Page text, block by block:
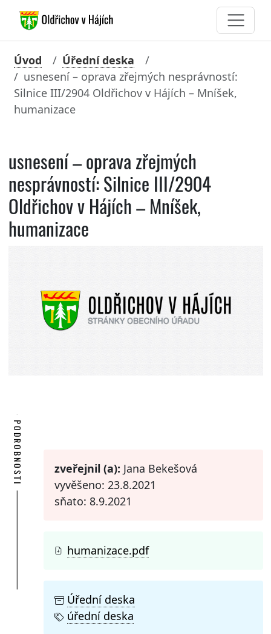
Úvod
Úřední deska
usnesení – oprava zřejmých nesprávností:
Silnice III/2904 Oldřichov v Hájích – Mníšek,
humanizace
usnesení – oprava zřejmých
nesprávností: Silnice III/2904
Oldřichov v Hájích – Mníšek,
humanizace
PODROBNOSTI zveřejnil (a): Jana Bekešová
vyvěšeno: 23.8.2021
sňato: 8.9.2021
humanizace.pdf
Úřední deska
úřední deska